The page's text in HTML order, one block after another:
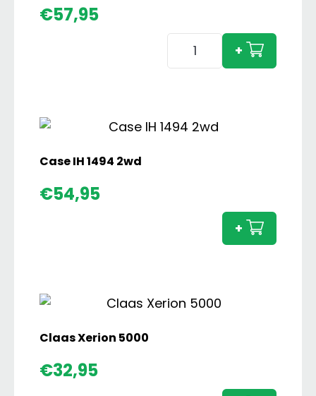
€57,95
Case
Europese
Versie
+
Case IH 1494 2wd
€54,95
2wd
+
Claas Xerion 5000
€32,95